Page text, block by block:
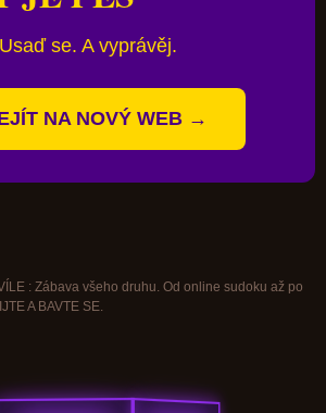
Usaď se. A vyprávěj.
NA NOVÝ WEB →
: Zábava všeho druhu. Od online sudoku až po
A BAVTE SE.